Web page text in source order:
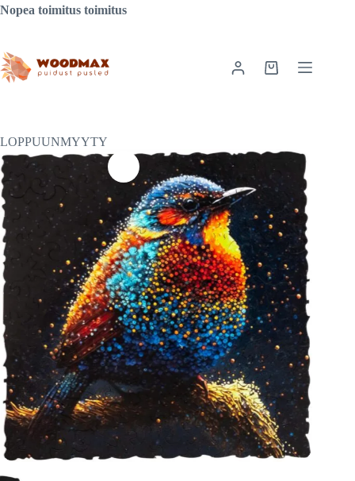
Siirry
sisältöön
Nopea toimitus toimitus
Ostoskori
LOPPUUNMYYTY